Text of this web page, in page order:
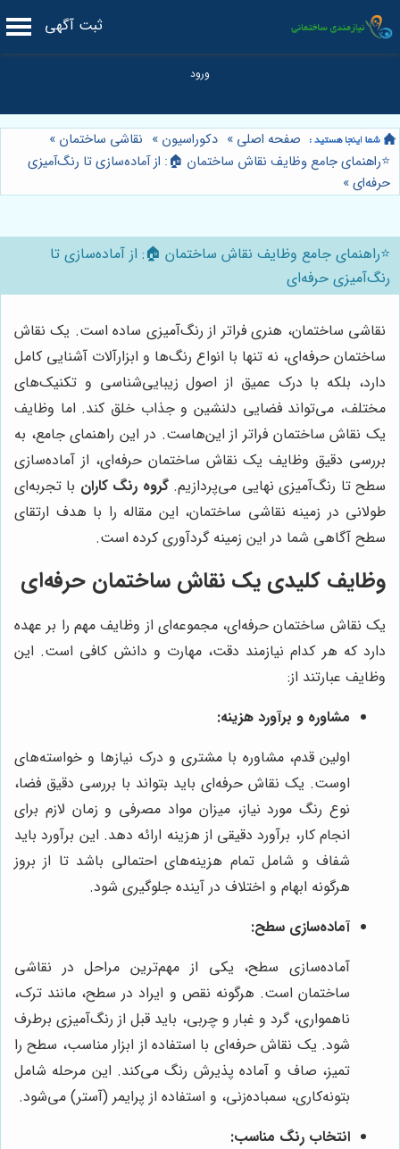
ثبت آگهی
صفحه اصلی » دکوراسیون » نقاشی ساختمان »
⭐️راهنمای جامع وظایف نقاش ساختمان 🏠: از آماده‌سازی تا رنگ‌آمیزی
حرفه‌ای»
⭐️راهنمای جامع وظایف نقاش ساختمان 🏠: از آماده‌سازی تا
رنگ‌آمیزی حرفه‌ای
نقاشی ساختمان، هنری فراتر از رنگ‌آمیزی ساده است. یک نقاش
ساختمان حرفه‌ای، نه تنها با انواع رنگ‌ها و ابزارآلات آشنایی کامل
دارد، بلکه با درک عمیق از اصول زیبایی‌شناسی و تکنیک‌های
مختلف، می‌تواند فضایی دلنشین و جذاب خلق کند. اما وظایف
یک نقاش ساختمان فراتر از این‌هاست. در این راهنمای جامع، به
بررسی دقیق وظایف یک نقاش ساختمان حرفه‌ای، از آماده‌سازی
سطح تا رنگ‌آمیزی نهایی می‌پردازیم.گروه رنگ کاران با تجربه‌ای
طولانی در زمینه نقاشی ساختمان، این مقاله را با هدف ارتقای
سطح آگاهی شما در این زمینه گردآوری کرده است.
وظایف کلیدی یک نقاش ساختمان حرفه‌ای
یک نقاش ساختمان حرفه‌ای، مجموعه‌ای از وظایف مهم را بر عهده
دارد که هر کدام نیازمند دقت، مهارت و دانش کافی است. این
وظایف عبارتند از:
مشاوره و برآورد هزینه:
اولین قدم، مشاوره با مشتری و درک نیازها و خواسته‌های
اوست. یک نقاش حرفه‌ای باید بتواند با بررسی دقیق فضا،
نوع رنگ مورد نیاز، میزان مواد مصرفی و زمان لازم برای
انجام کار، برآورد دقیقی از هزینه ارائه دهد. این برآورد باید
شفاف و شامل تمام هزینه‌های احتمالی باشد تا از بروز
هرگونه ابهام و اختلاف در آینده جلوگیری شود.
آماده‌سازی سطح:
آماده‌سازی سطح، یکی از مهم‌ترین مراحل در نقاشی
ساختمان است. هرگونه نقص و ایراد در سطح، مانند ترک،
ناهمواری، گرد و غبار و چربی، باید قبل از رنگ‌آمیزی برطرف
شود. یک نقاش حرفه‌ای با استفاده از ابزار مناسب، سطح را
تمیز، صاف و آماده پذیرش رنگ می‌کند. این مرحله شامل
بتونه‌کاری، سمباده‌زنی، و استفاده از پرایمر (آستر) می‌شود.
انتخاب رنگ مناسب: